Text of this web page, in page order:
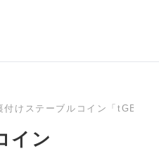
けステーブルコイン「tGBP」
イン